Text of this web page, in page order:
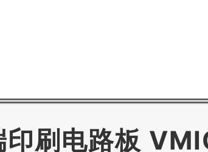
印刷电路板